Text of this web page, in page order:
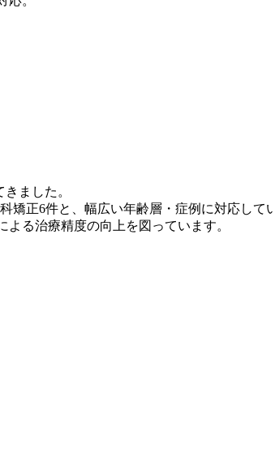
きました。
矯正6件と、幅広い年齢層・症例に対応して
る治療精度の向上を図っています。